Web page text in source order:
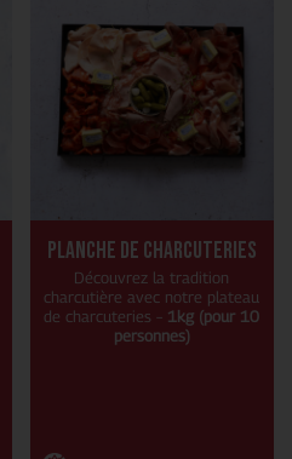
Planche de charcuteries
Découvrez la tradition
charcutière avec notre plateau
de charcuteries – 1kg (pour 10
personnes)